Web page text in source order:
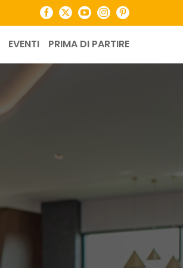
Facebook
X YouTubeInstagramPinterest
EVENTI PRIMA DI PARTIRE